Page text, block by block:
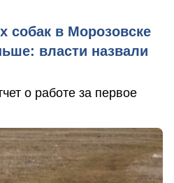
собак в Морозовске
власти назвали
о работе за первое